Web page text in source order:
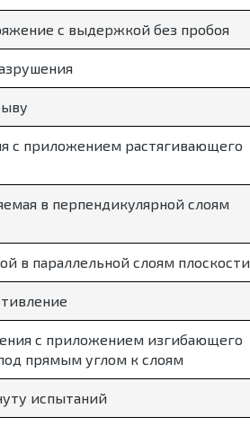
с выдержкой без пробоя
с приложением растягивающего
в перпендикулярной слоям
в параллельной слоям плоскости
с приложением изгибающего
прямым углом к слоям
испытаний